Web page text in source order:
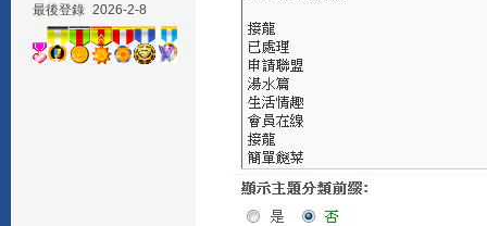
最後登錄 2026-2-8